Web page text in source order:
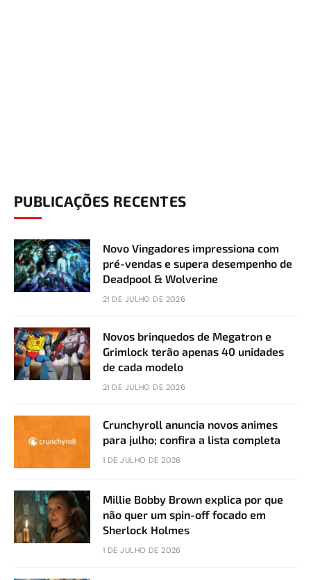
PUBLICAÇÕES RECENTES
Novo Vingadores impressiona com
pré-vendas e supera desempenho de
Deadpool & Wolverine
21 DE JULHO DE 2026
Novos brinquedos de Megatron e
Grimlock terão apenas 40 unidades
de cada modelo
21 DE JULHO DE 2026
Crunchyroll anuncia novos animes
para julho; confira a lista completa
1 DE JULHO DE 2026
Millie Bobby Brown explica por que
não quer um spin-off focado em
Sherlock Holmes
1 DE JULHO DE 2026